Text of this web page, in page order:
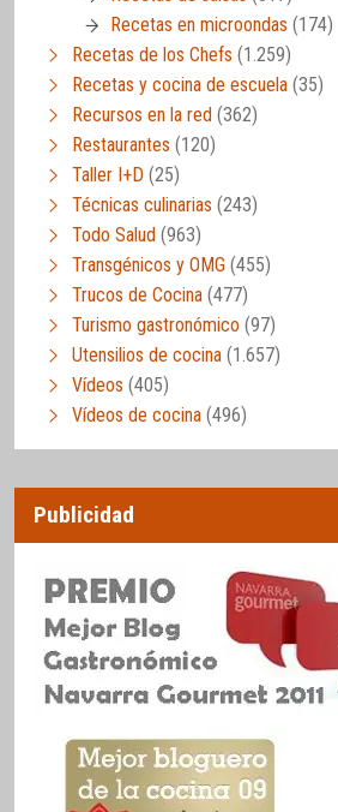
Recetas en microondas (174)
Recetas de los Chefs (1.259)
Recetas y cocina de escuela (35)
Recursos en la red (362)
Restaurantes (120)
Taller I+D (25)
Técnicas culinarias (243)
Todo Salud (963)
Transgénicos y OMG (455)
Trucos de Cocina (477)
Turismo gastronómico (97)
Utensilios de cocina (1.657)
Vídeos (405)
Vídeos de cocina (496)
Publicidad